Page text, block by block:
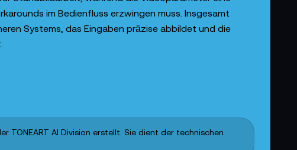
im Bedienfluss erzwingen muss. Insgesamt
Systems, das Eingaben präzise abbildet und die
TONEART AI Division erstellt. Sie dient der technischen